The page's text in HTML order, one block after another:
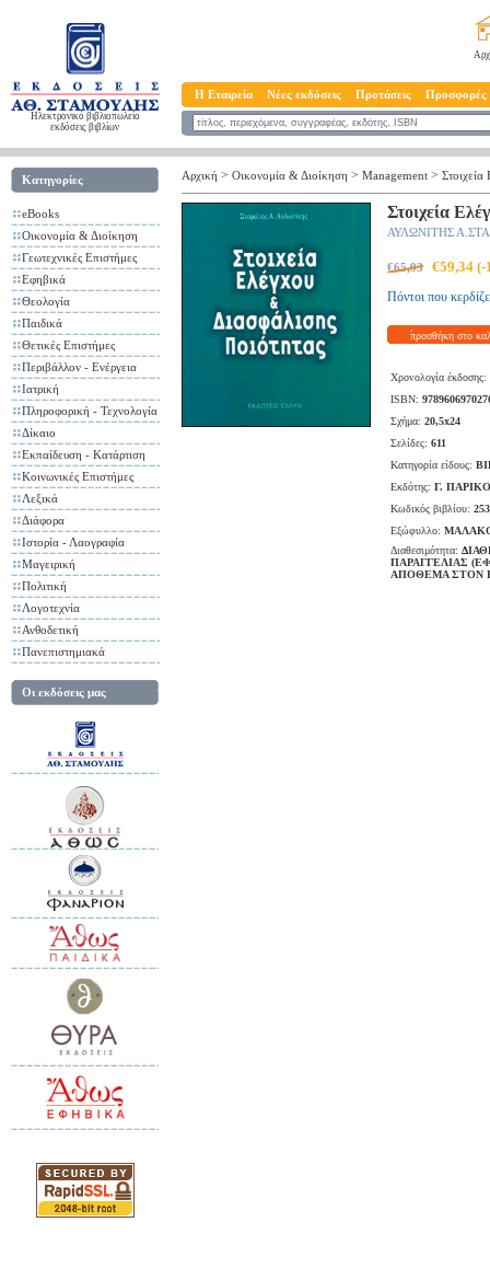
Ηλεκτρονικό βιβλιοπωλείο
εκδόσεις βιβλίων
Η Εταιρεία Νέες εκδόσεις Προτάσεις Προσφορές
Κατηγορίες
eBooks
Οικονομία & Διοίκηση
Γεωτεχνικές Επιστήμες
Εφηβικά
Θεολογία
Παιδικά
Θετικές Επιστήμες
Περιβάλλον - Ενέργεια
Ιατρική
Πληροφορική - Τεχνολογία
Δίκαιο
Εκπαίδευση - Κατάρτιση
Κοινωνικές Επιστήμες
Λεξικά
Διάφορα
Ιστορία - Λαογραφία
Μαγειρική
Πολιτική
Λογοτεχνία
Ανθοδετική
Πανεπιστημιακά
Οι εκδόσεις μας
Αρχική > Οικονομία & Διοίκηση > Management >
Στοιχεία
ΑΥΛΩΝΙΤΗΣ
€65,93 €59,34
Πόντοι που
προσθήκη στο
Χρονολογία έκδοσης:
ISBN:
Σχήμα: 20,5x24
Σελίδες: 611
Κατηγορία είδους:
Εκδότης: Γ.
Κωδικός βιβλίου:
Εξώφυλλο:
Διαθεσιμότητα:
ΠΑΡΑΓΓΕΛΙΑΣ
ΑΠΟΘΕΜΑ ΣΤΟΝ